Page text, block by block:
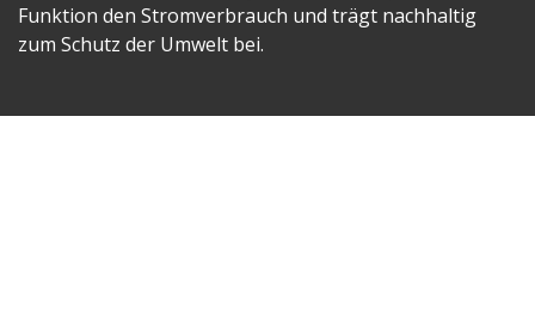
Funktion den Stromverbrauch und trägt nachhaltig
zum Schutz der Umwelt bei.